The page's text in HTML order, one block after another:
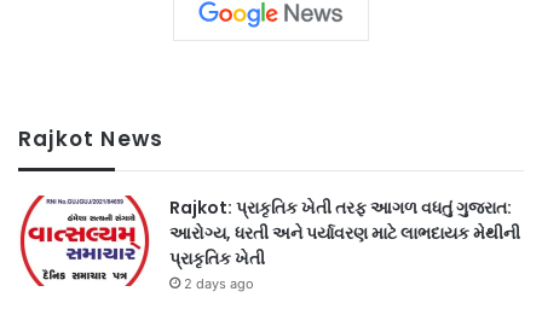
Rajkot News
Rajkot: પ્રાકૃતિક ખેતી તરફ આગળ વધતું ગુજરાત:
આરોગ્ય, ધરતી અને પર્યાવરણ માટે લાભદાયક મેથીની
પ્રાકૃતિક ખેતી
2 days ago